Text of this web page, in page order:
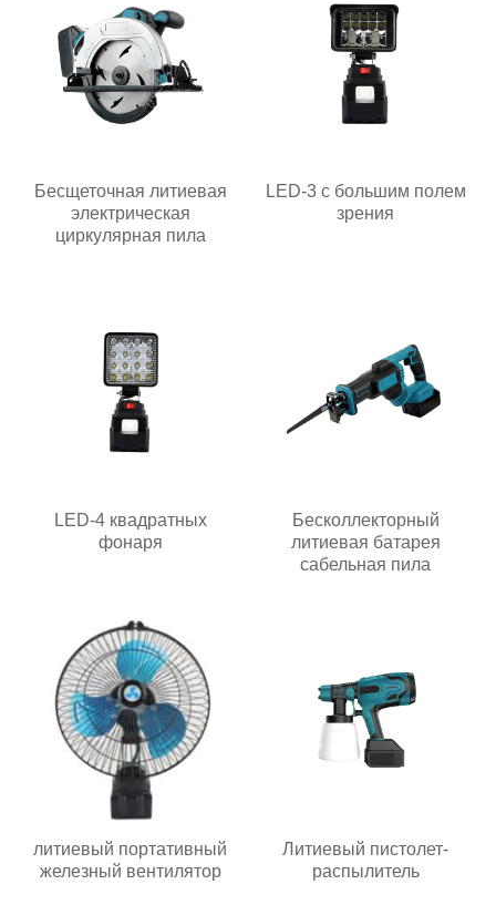
Бесщеточная литиевая
электрическая
циркулярная пила
LED-3 с большим полем
зрения
LED-4 квадратных
фонаря
Бесколлекторный
литиевая батарея
сабельная пила
литиевый портативный
железный вентилятор
Литиевый пистолет-
распылитель